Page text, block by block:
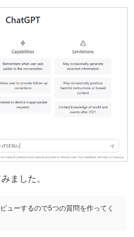
ました。
ューするので5つの質問を作ってく